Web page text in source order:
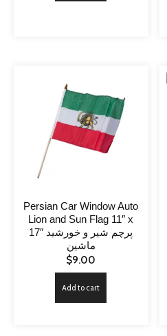
Persian Car Window Auto
Lion and Sun Flag 11″ x
17″ پرچم شیر و خورشید
ماشین
$9.00
Add to cart